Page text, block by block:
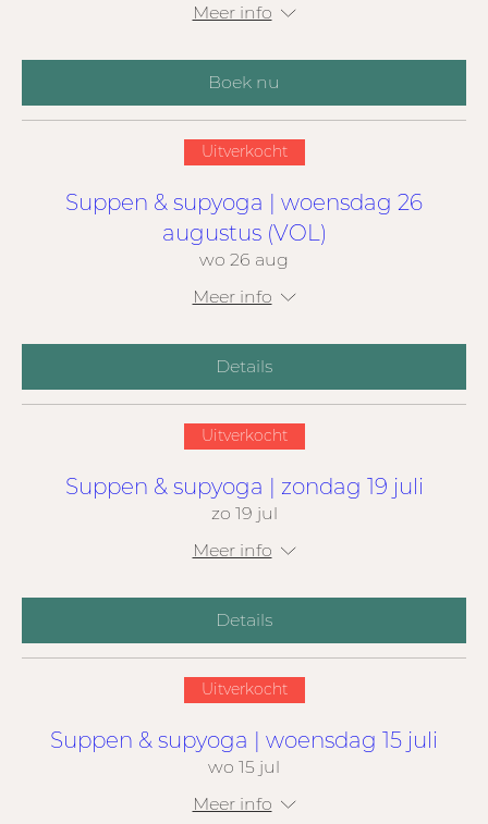
Meer info
Boek nu
Uitverkocht
Suppen & supyoga | woensdag 26
augustus (VOL)
wo 26 aug
Meer info
Details
Uitverkocht
Suppen & supyoga | zondag 19 juli
zo 19 jul
Meer info
Details
Uitverkocht
Suppen & supyoga | woensdag 15 juli
wo 15 jul
Meer info